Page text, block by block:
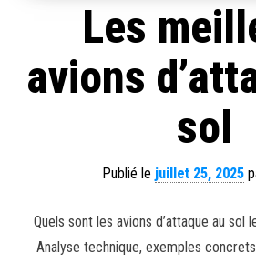
Les
avions
sol
Publié le juillet 25, 2025
Quels sont les avions d’attaque au sol
Analyse technique, exemples